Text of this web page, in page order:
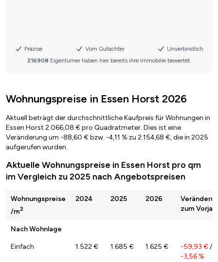
Wohnungspreise in Essen Horst 2026
Aktuell beträgt der durchschnittliche Kaufpreis für Wohnungen in
Essen Horst 2.066,08 € pro Quadratmeter. Dies ist eine
Veränderung um -88,60 € bzw. -4,11 % zu 2.154,68 €, die in 2025
aufgerufen wurden.
Aktuelle Wohnungspreise in Essen Horst pro qm
im Vergleich zu 2025 nach Angebotspreisen
Wohnungspreise
/m2
2024 2025 2026
zum
Nach Wohnlage
Einfach 1.522 € 1.685 € 1.625 € -59,93 € /
-3,56 %